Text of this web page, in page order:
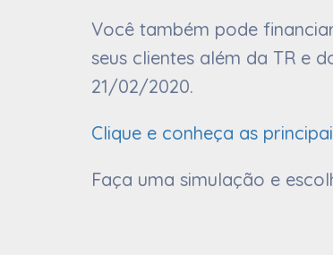
Você também pode
seus clientes além da TR e
21/02/2020.
Clique e conheça as
Faça uma simulação e